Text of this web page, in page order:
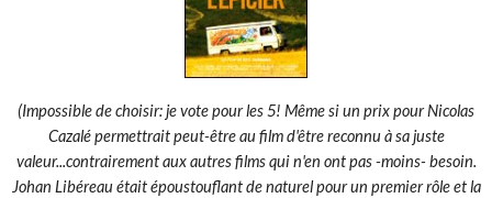
(Impossible de choisir: je vote pour les 5! Même si un prix pour Nicolas
Cazalé permettrait peut-être au film d'être reconnu à sa juste
valeur...contrairement aux autres films qui n'en ont pas -moins- besoin.
Johan Libéreau était époustouflant de naturel pour un premier rôle et la